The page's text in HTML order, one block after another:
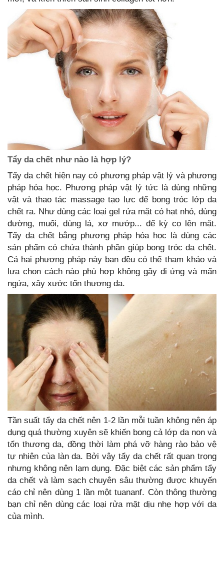
Tẩy da chết như nào là hợp lý?
Tẩy da chết hiện nay có phương pháp vật lý và phương
pháp hóa học. Phương pháp vật lý tức là dùng những
vật và thao tác massage tạo lực để bong tróc lớp da
chết ra. Như dùng các loại gel rửa mặt có hạt nhỏ, dùng
đường, muối, dùng lá, xơ mướp... để kỳ cọ lên mặt.
Tẩy da chết bằng phương pháp hóa học là dùng các
sản phẩm có chứa thành phần giúp bong tróc da chết.
Cả hai phương pháp này bạn đều có thể tham khảo và
lựa chọn cách nào phù hợp không gây dị ứng và mẩn
ngứa, xây xước tổn thương da.
Tần suất tẩy da chết nên 1-2 lần mỗi tuần không nên áp
dụng quá thường xuyên sẽ khiến bong cả lớp da non và
tổn thương da, đồng thời làm phá vỡ hàng rào bảo vệ
tự nhiên của làn da. Bởi vậy tẩy da chết rất quan trọng
nhưng không nên lạm dụng. Đặc biệt các sản phẩm tẩy
da chết và làm sạch chuyên sâu thường được khuyến
cáo chỉ nên dùng 1 lần một tuananf. Còn thông thường
bạn chỉ nên dùng các loại rửa mặt dịu nhẹ hợp với da
của mình.